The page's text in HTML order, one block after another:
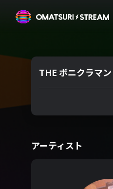
THE ボニクラマン
アーティスト